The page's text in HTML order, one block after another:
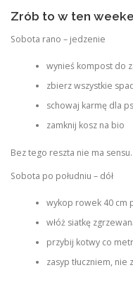
Zrób to w ten
Sobota rano – jedzenie
wynieś kompost do
zbierz wszystkie
schowaj karmę dla
zamknij kosz na bio
Bez tego reszta nie ma sensu.
Sobota po południu – dół
wykop rowek 40 cm
włóż siatkę
przybij kotwy co metr
zasyp tłuczniem, nie